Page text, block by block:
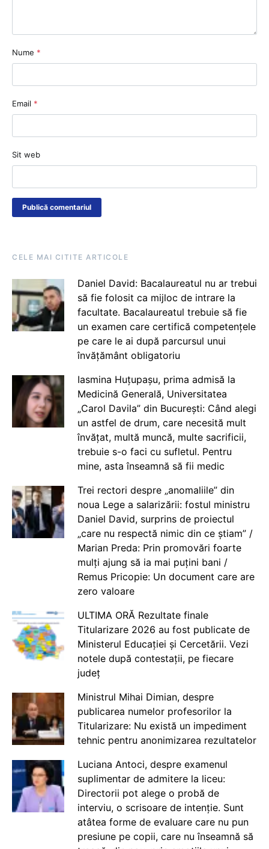
Nume *
Email *
Sit web
CELE MAI CITITE ARTICOLE
Daniel David: Bacalaureatul nu ar trebui
să fie folosit ca mijloc de intrare la
facultate. Bacalaureatul trebuie să fie
un examen care certifică competențele
pe care le ai după parcursul unui
învățământ obligatoriu
Iasmina Huțupașu, prima admisă la
Medicină Generală, Universitatea
„Carol Davila” din București: Când alegi
un astfel de drum, care necesită mult
învățat, multă muncă, multe sacrificii,
trebuie s-o faci cu sufletul. Pentru
mine, asta înseamnă să fii medic
Trei rectori despre „anomaliile” din
noua Lege a salarizării: fostul ministru
Daniel David, surprins de proiectul
„care nu respectă nimic din ce știam” /
Marian Preda: Prin promovări foarte
mulți ajung să ia mai puțini bani /
Remus Pricopie: Un document care are
zero valoare
ULTIMA ORĂ Rezultate finale
Titularizare 2026 au fost publicate de
Ministerul Educației și Cercetării. Vezi
notele după contestații, pe fiecare
județ
Ministrul Mihai Dimian, despre
publicarea numelor profesorilor la
Titularizare: Nu există un impediment
tehnic pentru anonimizarea rezultatelor
Luciana Antoci, despre examenul
suplimentar de admitere la liceu:
Directorii pot alege o probă de
interviu, o scrisoare de intenție. Sunt
atâtea forme de evaluare care nu pun
presiune pe copii, care nu înseamnă să